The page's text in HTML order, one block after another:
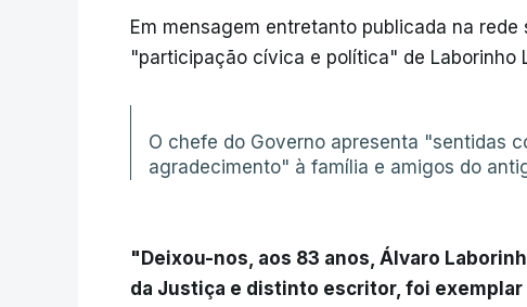
Em mensagem entretanto publicada na
"participação cívica e política" de Laborinho
O chefe do Governo apresenta "sentidas
agradecimento" à família e amigos do
"Deixou-nos, aos 83 anos, Álvaro
da Justiça e distinto escritor, foi